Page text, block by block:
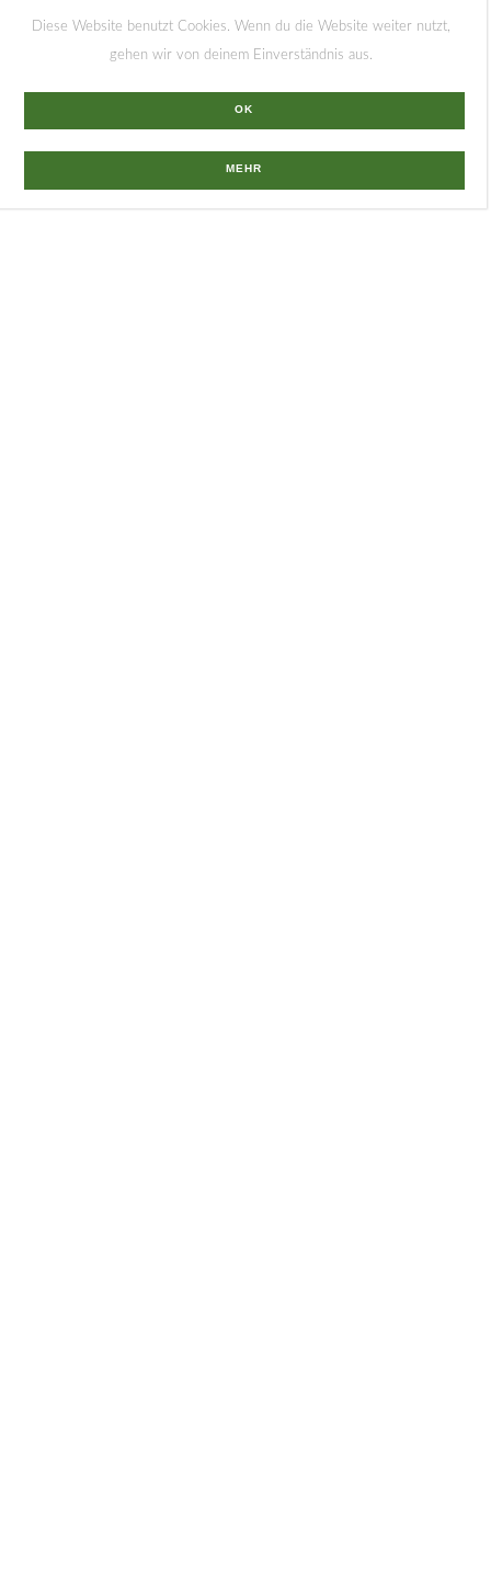
Diese Website benutzt Cookies. Wenn du die Website weiter nutzt,
gehen wir von deinem Einverständnis aus.
OK
MEHR